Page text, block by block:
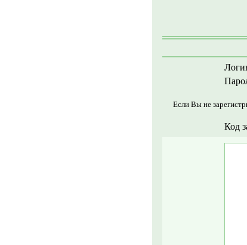
Если Вы не
Код